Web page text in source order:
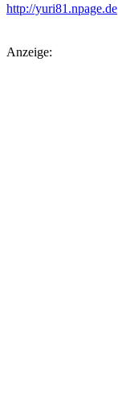
http://yuri81.npage.de
Anzeige: